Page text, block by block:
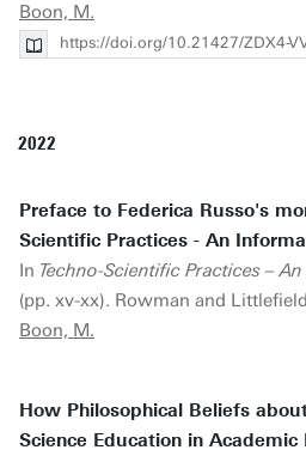
Boon, M.
https://doi.org/10.21427/ZDX4-
2022
Preface to Federica Russo's
Scientific Practices - An
In Techno-Scientific Practices –
(pp. xv-xx). Rowman and
Boon, M.
How Philosophical Beliefs
Science Education in